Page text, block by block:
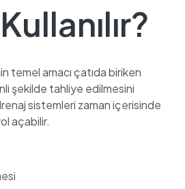
temel amacı çatıda biriken
şekilde tahliye edilmesini
sistemleri zaman içerisinde
açabilir.